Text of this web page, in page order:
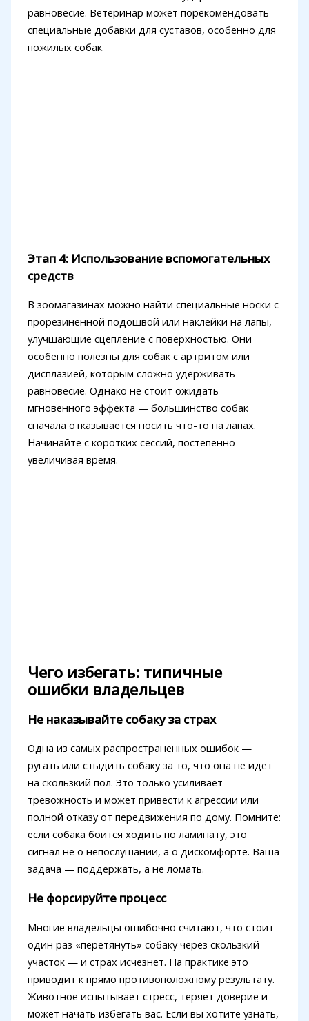
равновесие. Ветеринар может порекомендовать
специальные добавки для суставов, особенно для
пожилых собак.
Этап 4: Использование вспомогательных
средств
В зоомагазинах можно найти специальные носки с
прорезиненной подошвой или наклейки на лапы,
улучшающие сцепление с поверхностью. Они
особенно полезны для собак с артритом или
дисплазией, которым сложно удерживать
равновесие. Однако не стоит ожидать
мгновенного эффекта — большинство собак
сначала отказывается носить что-то на лапах.
Начинайте с коротких сессий, постепенно
увеличивая время.
Чего избегать: типичные
ошибки владельцев
Не наказывайте собаку за страх
Одна из самых распространенных ошибок —
ругать или стыдить собаку за то, что она не идет
на скользкий пол. Это только усиливает
тревожность и может привести к агрессии или
полной отказу от передвижения по дому. Помните:
если собака боится ходить по ламинату, это
сигнал не о непослушании, а о дискомфорте. Ваша
задача — поддержать, а не ломать.
Не форсируйте процесс
Многие владельцы ошибочно считают, что стоит
один раз «перетянуть» собаку через скользкий
участок — и страх исчезнет. На практике это
приводит к прямо противоположному результату.
Животное испытывает стресс, теряет доверие и
может начать избегать вас. Если вы хотите узнать,